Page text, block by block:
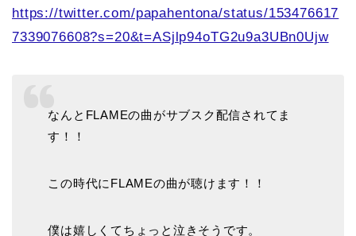
https://twitter.com/papahentona/status/153476617
7339076608?s=20&t=ASjlp94oTG2u9a3UBn0Ujw
なんとFLAMEの曲がサブスク配信されてま
す！！
この時代にFLAMEの曲が聴けます！！
僕は嬉しくてちょっと泣きそうです。